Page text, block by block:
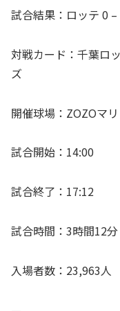
試合結果：ロッテ 0 –
対戦カード：千葉ロ
ズ
開催球場：ZOZOマ
試合開始：14:00
試合終了：17:12
試合時間：3時間12分
入場者数：23,963人